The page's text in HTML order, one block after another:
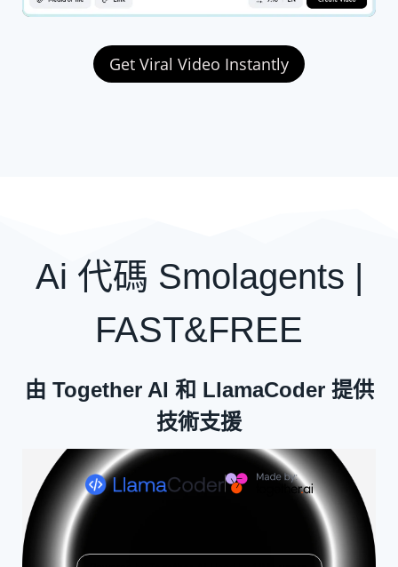
Get Viral Video Instantly
Ai 代碼 Smolagents |
FAST&FREE
由 Together AI 和 LlamaCoder 提供
技術支援